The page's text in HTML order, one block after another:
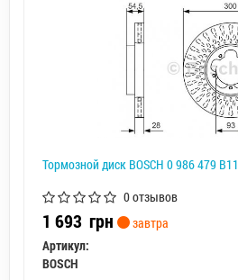
Тормозной диск BOSCH 0 986 479 B11
0 отзывов
1 693 грн
завтра
Артикул:
BOSCH